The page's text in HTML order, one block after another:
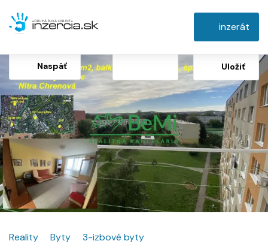
inzerát
Naspäť Uložiť
Reality Byty 3-izbové byty